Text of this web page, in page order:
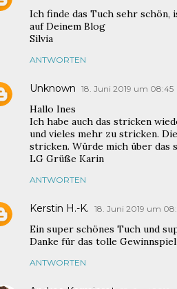
Ich finde das Tuch sehr
auf Deinem Blog
Silvia
ANTWORTEN
Unknown 18. Juni 2019 um 08:45
Hallo Ines
Ich habe auch das stricken
und vieles mehr zu stricken.
stricken. Würde mich über das
LG Grüße Karin
ANTWORTEN
Kerstin H.-K. 18. Juni 2019 um
Ein super schönes Tuch und
Danke für das tolle Gewinnspiel
ANTWORTEN